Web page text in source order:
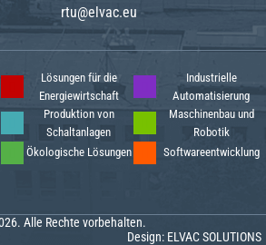
rtu@elvac.eu
Lösungen für die
Energiewirtschaft
Produktion von
Schaltanlagen
Ökologische Lösungen
Industrielle
Automatisierung
Maschinenbau und
Robotik
Softwareentwicklung
Alle Rechte vorbehalten.
Design: ELVAC SOLUTIONS